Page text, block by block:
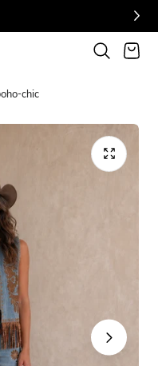
Carrello
chic